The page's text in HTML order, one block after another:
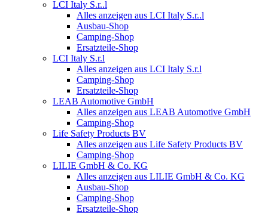
LCI Italy S.r..l
Alles anzeigen aus LCI Italy S.r..l
Ausbau-Shop
Camping-Shop
Ersatzteile-Shop
LCI Italy S.r.l
Alles anzeigen aus LCI Italy S.r.l
Camping-Shop
Ersatzteile-Shop
LEAB Automotive GmbH
Alles anzeigen aus LEAB Automotive GmbH
Camping-Shop
Life Safety Products BV
Alles anzeigen aus Life Safety Products BV
Camping-Shop
LILIE GmbH & Co. KG
Alles anzeigen aus LILIE GmbH & Co. KG
Ausbau-Shop
Camping-Shop
Ersatzteile-Shop